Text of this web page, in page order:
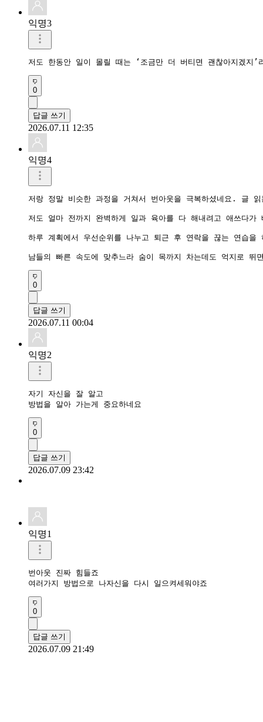
익명3
저도 한동안 일이 몰릴 때는 ‘조금만 더 버티면 괜찮아지겠지
0
답글 쓰기
2026.07.11 12:35
익명4
저랑 정말 비슷한 과정을 거쳐서 번아웃을 극복하셨네요. 글
저도 얼마 전까지 완벽하게 일과 육아를 다 해내려고 애쓰다
하루 계획에서 우선순위를 나누고 퇴근 후 연락을 끊는 연습
남들의 빠른 속도에 맞추느라 숨이 목까지 차는데도 억지로
0
답글 쓰기
2026.07.11 00:04
익명2
자기 자신을 잘 알고
방법을 알아 가는게 중요하네요
0
답글 쓰기
2026.07.09 23:42
익명1
번아웃 진짜 힘들죠
여러가지 방법으로 나자신을 다시 일으켜세워야죠
0
답글 쓰기
2026.07.09 21:49